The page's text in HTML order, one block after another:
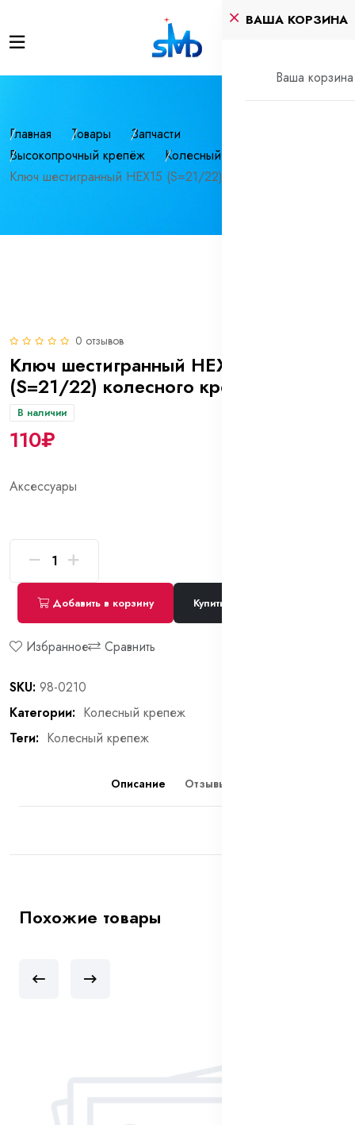
ВАША КОРЗИНА
Ваша корзина
Главная Товары
Запчасти
Высокопрочный крепёж
Колесный крепеж
Ключ шестигранный HEX15 (S=21/22) колесного крепежа
0 отзывов
Ключ шестигранный HEX15
(S=21/22) колесного крепежа
В наличии
110₽
Аксессуары
Добавить в корзину Купить сейчас
Избранное Сравнить
SKU: 98-0210
Категории: Колесный крепеж
Теги: Колесный крепеж
Описание Отзывы (0)
Похожие товары